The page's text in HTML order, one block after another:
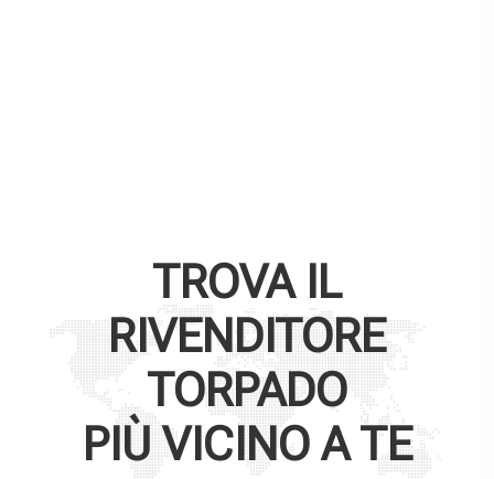
TROVA IL
RIVENDITORE
TORPADO
PIÙ VICINO A TE